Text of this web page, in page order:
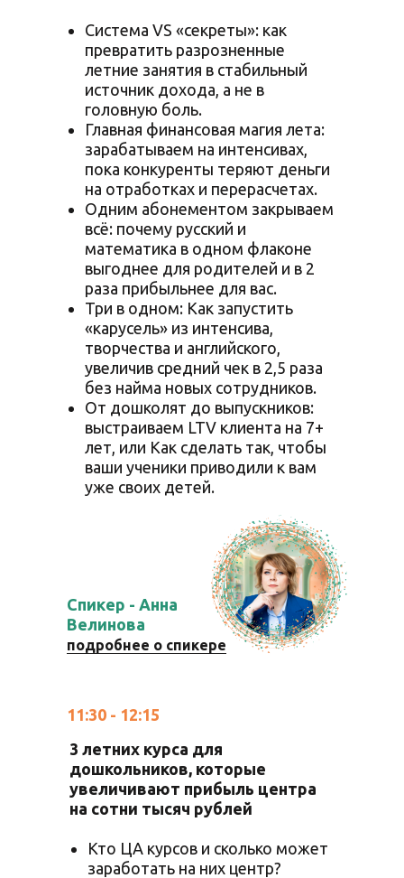
3 летних курса для
дошкольников, которые
увеличивают прибыль центра
на сотни тысяч рублей
Кто ЦА курсов и сколько может
заработать на них центр?
11:30 - 12:15
Система VS «секреты»: как
превратить разрозненные
летние занятия в стабильный
источник дохода, а не в
головную боль.
Главная финансовая магия лета:
зарабатываем на интенсивах,
пока конкуренты теряют деньги
на отработках и перерасчетах.
Одним абонементом закрываем
всё: почему русский и
математика в одном флаконе
выгоднее для родителей и в 2
раза прибыльнее для вас.
Три в одном: Как запустить
«карусель» из интенсива,
творчества и английского,
увеличив средний чек в 2,5 раза
без найма новых сотрудников.
От дошколят до выпускников:
выстраиваем LTV клиента на 7+
лет, или Как сделать так, чтобы
ваши ученики приводили к вам
уже своих детей.
подробнее о спикере
Спикер - Анна
Велинова